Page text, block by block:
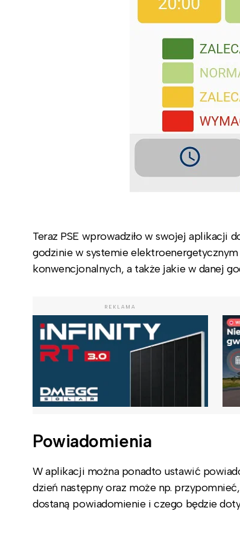
Teraz PSE wprowadziło w swojej
godzinie w systemie
konwencjonalnych, a także jakie w danej
REKLAMA
Powiadomienia
W aplikacji można ponadto ustawić
dzień następny oraz może np.
dostaną powiadomienie i czego będzie